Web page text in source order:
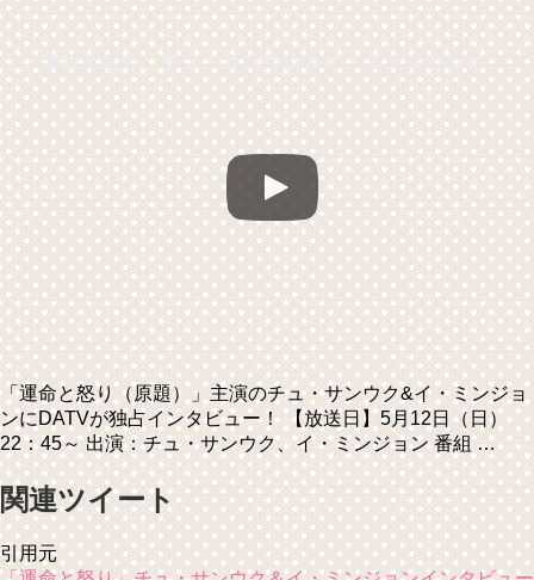
「運命と怒り」チュ・サンウク＆イ・ミンジョンインタビュー
「運命と怒り（原題）」主演のチュ・サンウク&イ・ミンジョ
ンにDATVが独占インタビュー！ 【放送日】5月12日（日）
22：45～ 出演：チュ・サンウク、イ・ミンジョン 番組 …
関連ツイート
引用元